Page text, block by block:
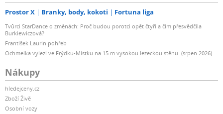
Prostor X Branky, body, kokoti Fortuna liga
Tvůrci StarDance o změnách: Proč budou porotci opět čtyři a čím přesvědčila
Burkiewiczová?
František Laurin pohřeb
Ochmelka vylezl ve Frýdku-Místku na 15 m vysokou lezeckou stěnu. (srpen 2026)
Nákupy
hledejceny.cz
Zboží Živě
Osobní vozy